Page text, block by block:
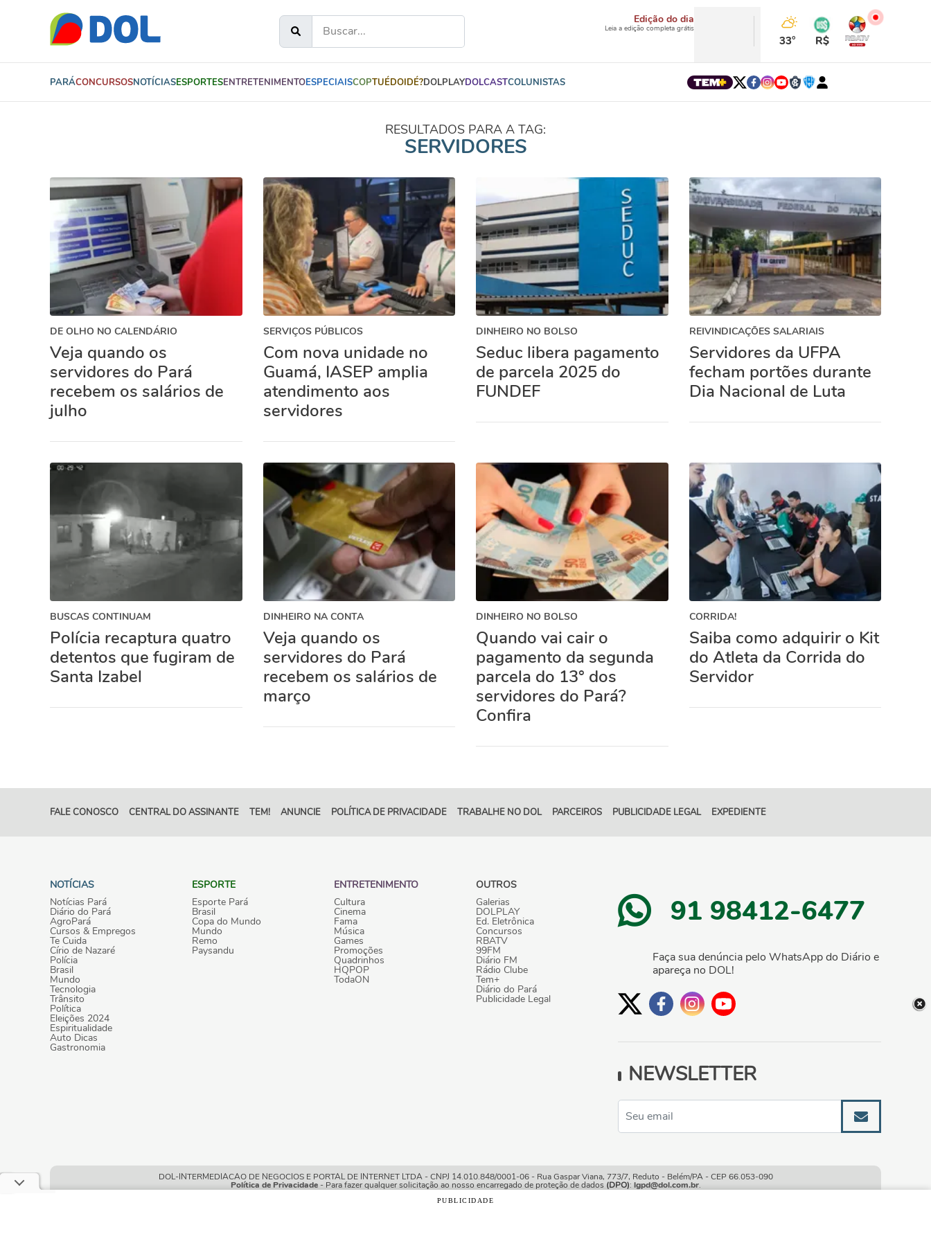
Edição do dia
Leia a edição completa grátis
33° R$
PARÁCONCURSOSNOTÍCIASESPORTESENTRETENIMENTOESPECIAISCOPTUÉDOIDÉ?DOLPLAYDOLCASTCOLUNISTAS
RESULTADOS PARA A TAG:
SERVIDORES
DE OLHO NO CALENDÁRIO
Veja quando os
servidores do Pará
recebem os salários de
julho
SERVIÇOS PÚBLICOS
Com nova unidade no
Guamá, IASEP amplia
atendimento aos
servidores
DINHEIRO NO BOLSO
Seduc libera pagamento
de parcela 2025 do
FUNDEF
REIVINDICAÇÕES SALARIAIS
Servidores da UFPA
fecham portões durante
Dia Nacional de Luta
BUSCAS CONTINUAM
Polícia recaptura quatro
detentos que fugiram de
Santa Izabel
DINHEIRO NA CONTA
Veja quando os
servidores do Pará
recebem os salários de
março
DINHEIRO NO BOLSO
Quando vai cair o
pagamento da segunda
parcela do 13° dos
servidores do Pará?
Confira
CORRIDA!
Saiba como adquirir o Kit
do Atleta da Corrida do
Servidor
FALE CONOSCO CENTRAL DO ASSINANTE TEM! ANUNCIE POLÍTICA DE PRIVACIDADE TRABALHE NO DOL PARCEIROS PUBLICIDADE LEGAL EXPEDIENTE
NOTÍCIAS
Notícias Pará
Diário do Pará
AgroPará
Cursos & Empregos
Te Cuida
Círio de Nazaré
Polícia
Brasil
Mundo
Tecnologia
Trânsito
Política
Eleições 2024
Espiritualidade
Auto Dicas
Gastronomia
ESPORTE
Esporte Pará
Brasil
Copa do Mundo
Mundo
Remo
Paysandu
ENTRETENIMENTO
Cultura
Cinema
Fama
Música
Games
Promoções
Quadrinhos
HQPOP
TodaON
OUTROS
Galerias
DOLPLAY
Ed. Eletrônica
Concursos
RBATV
99FM
Diário FM
Rádio Clube
Tem+
Diário do Pará
Publicidade Legal
91 98412-6477
Faça sua denúncia pelo WhatsApp do Diário e
apareça no DOL!
NEWSLETTER
DOL-INTERMEDIACAO DE NEGOCIOS E PORTAL DE INTERNET LTDA - CNPJ 14.010.848/0001-06 - Rua Gaspar Viana, 773/7, Reduto - Belém/PA - CEP 66.053-090
Política de Privacidade- Para fazer qualquer solicitação ao nosso encarregado de proteção de dados (DPO): lgpd@dol.com.br.
PUBLICIDADE